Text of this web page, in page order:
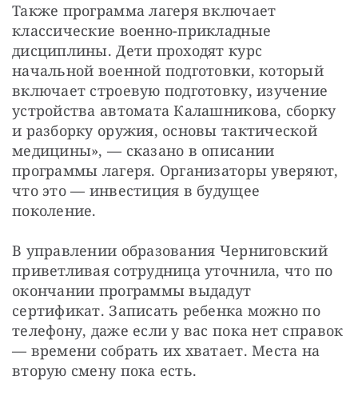
Также программа лагеря включает
классические военно-прикладные
дисциплины. Дети проходят курс
начальной военной подготовки, который
включает строевую подготовку, изучение
устройства автомата Калашникова, сборку
и разборку оружия, основы тактической
медицины», — сказано в описании
программы лагеря. Организаторы уверяют,
что это — инвестиция в будущее
поколение.
В управлении образования Черниговский
приветливая сотрудница уточнила, что по
окончании программы выдадут
сертификат. Записать ребенка можно по
телефону, даже если у вас пока нет справок
— времени собрать их хватает. Места на
вторую смену пока есть.